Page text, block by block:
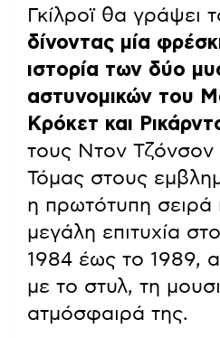
Γκίλροϊ θα γράψει
δίνοντας μία
ιστορία των δύο
αστυνομικών του
Κρόκετ και
τους Ντον Τζόνσον
Τόμας στους
η πρωτότυπη
μεγάλη επιτυχία
1984 έως το 1989,
με το στυλ, τη
ατμόσφαιρά της.